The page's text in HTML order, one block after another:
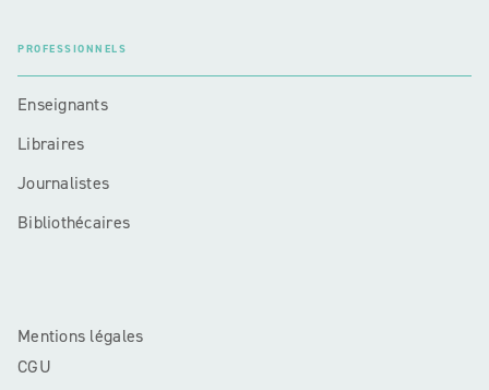
PROFESSIONNELS
Enseignants
Libraires
Journalistes
Bibliothécaires
Mentions légales
CGU